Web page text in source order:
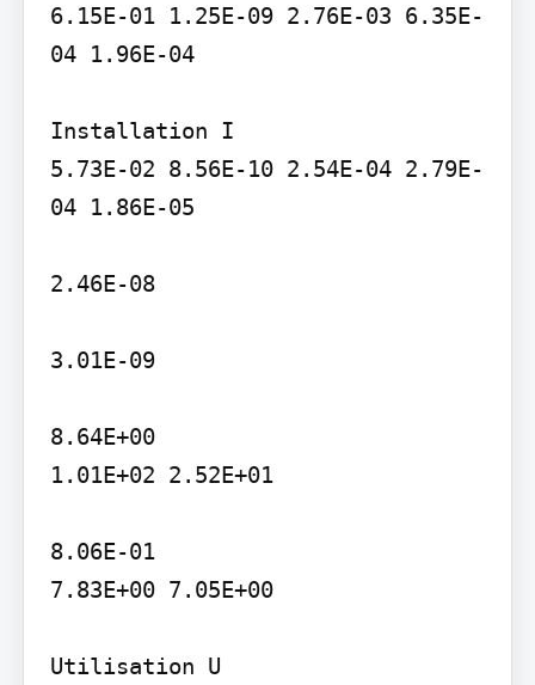
6.15E-01 1.25E-09 2.76E-03 6.35E-
04 1.96E-04
Installation I
5.73E-02 8.56E-10 2.54E-04 2.79E-
04 1.86E-05
2.46E-08
3.01E-09
8.64E+00
1.01E+02 2.52E+01
8.06E-01
7.83E+00 7.05E+00
Utilisation U